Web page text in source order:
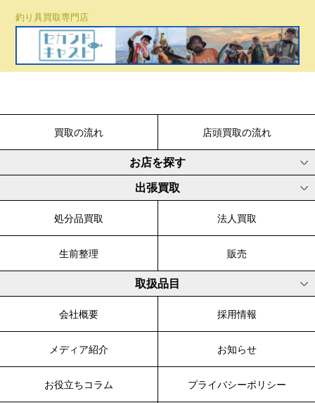
釣り具買取専門店
買取の流れ 店頭買取の流れ
お店を探す
出張買取
処分品買取 法人買取
生前整理 販売
取扱品目
会社概要 採用情報
メディア紹介 お知らせ
お役立ちコラム プライバシーポリシー